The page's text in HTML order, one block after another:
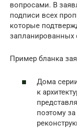
вопросами. В
подписи всех
которые
запланированных
Пример бланка
Дома серии
к
поэтому